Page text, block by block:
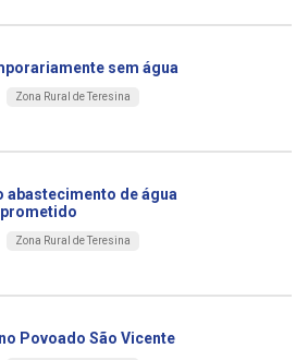
sem água
Zona Rural de Teresina
abastecimento de água
Zona Rural de Teresina
Povoado São Vicente